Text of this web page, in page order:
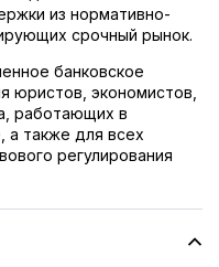
из нормативно-
срочный рынок.
банковское
юристов, экономистов,
работающих в
а также для всех
регулирования